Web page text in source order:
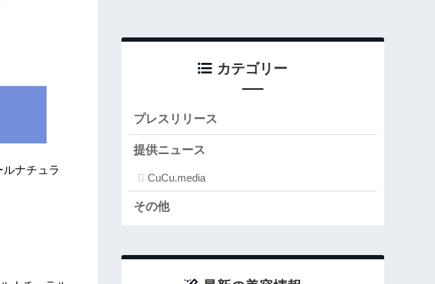
ナチュラ
カテゴリー
プレスリリース
提供ニュース
CuCu.media
その他